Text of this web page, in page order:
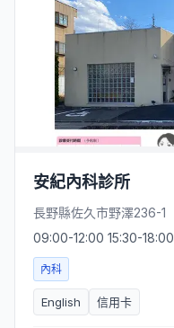
安紀內科診所
長野縣佐久市野澤236-1
09:00-12:00 15:30-18:00
內科
English 信用卡